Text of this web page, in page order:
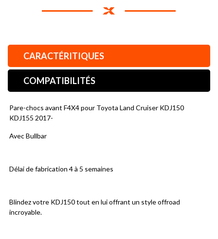
CARACTÉRITIQUES
COMPATIBILITÉS
Pare-chocs avant F4X4 pour Toyota Land Cruiser KDJ150
KDJ155 2017-
Avec Bullbar
Délai de fabrication 4 à 5 semaines
Blindez votre KDJ150 tout en lui offrant un style offroad
incroyable.